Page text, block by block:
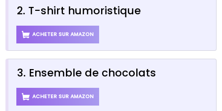
2. T-shirt humoristique
ACHETER SUR AMAZON
3. Ensemble de chocolats
ACHETER SUR AMAZON